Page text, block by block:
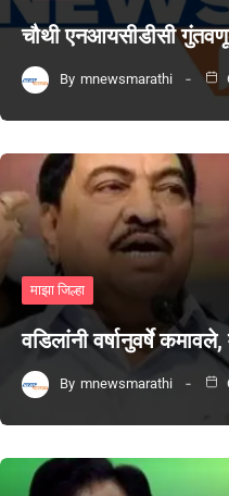
चौथी एनआयसीडीसी
By mnewsmarathi
माझा जिल्हा
वडिलांनी वर्षानुवर्षे
By mnewsmarathi